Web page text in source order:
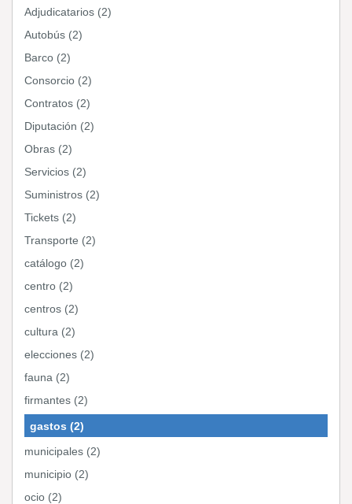
Adjudicatarios (2)
Autobús (2)
Barco (2)
Consorcio (2)
Contratos (2)
Diputación (2)
Obras (2)
Servicios (2)
Suministros (2)
Tickets (2)
Transporte (2)
catálogo (2)
centro (2)
centros (2)
cultura (2)
elecciones (2)
fauna (2)
firmantes (2)
gastos (2)
municipales (2)
municipio (2)
ocio (2)